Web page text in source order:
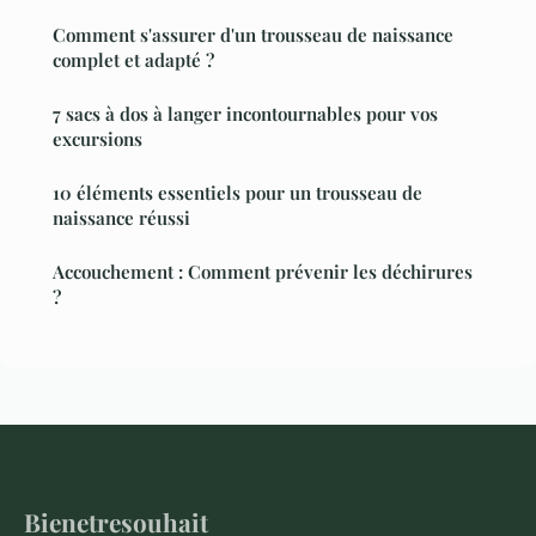
Comment s'assurer d'un trousseau de naissance
complet et adapté ?
7 sacs à dos à langer incontournables pour vos
excursions
10 éléments essentiels pour un trousseau de
naissance réussi
Accouchement : Comment prévenir les déchirures
?
Bienetresouhait